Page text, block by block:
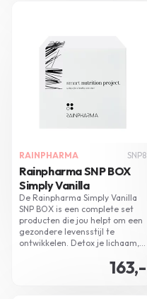
RAINPHARMA SNP8
Rainpharma SNP BOX
Simply Vanilla
De Rainpharma Simply Vanilla
SNP BOX is een complete set
producten die jou helpt om een
gezondere levensstijl te
ontwikkelen. Detox je lichaam,
ondersteun je gewichtsbehoud
of verhoog je sportprestaties.
163,-